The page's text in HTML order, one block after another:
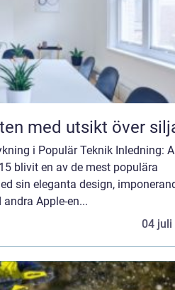
tällberg möten med utsikt över
i Populär Teknik Inledning:
blivit en av de mest populära
sin eleganta design,
Apple-en...
04 juli